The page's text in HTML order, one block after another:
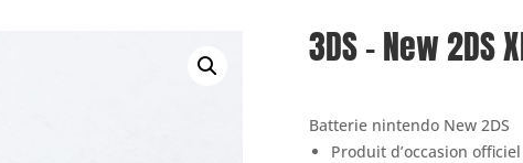
3DS – New 2DS
Batterie nintendo New 2DS
Produit d’occasion